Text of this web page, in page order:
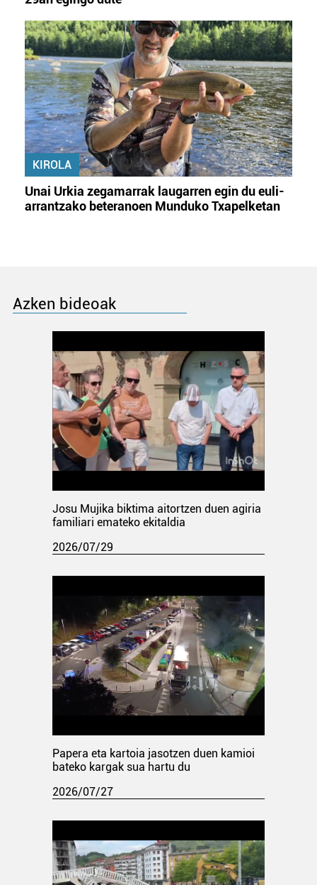
KIROLA
Unai Urkia zegamarrak laugarren egin du euli-
arrantzako beteranoen Munduko Txapelketan
Azken bideoak
Josu Mujika biktima aitortzen duen agiria
familiari emateko ekitaldia
2026/07/29
Papera eta kartoia jasotzen duen kamioi
bateko kargak sua hartu du
2026/07/27